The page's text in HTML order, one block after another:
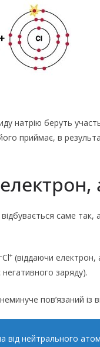
натрію беруть
приймає, в
саме
–Cl+ (віддаючи
заряду).
пов’язаний із
від нейтрального